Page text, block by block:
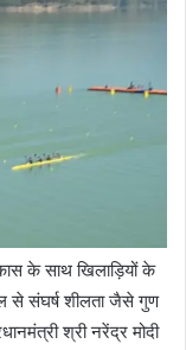
के साथ खिलाड़ियों के
से संघर्ष शीलता जैसे गुण
श्री नरेंद्र मोदी